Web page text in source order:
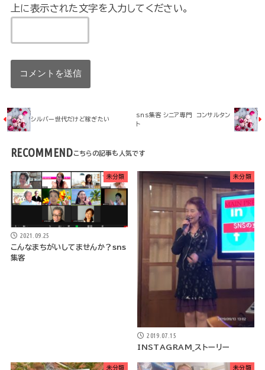
上に表示された文字を入力してください。
シルバー世代だけど稼ぎたい
sns集客 シニア専門 コンサルタン
ト
RECOMMEND
未分類
2021.09.25
こんなまちがいしてませんか？sns
集客
未分類
2019.07.15
INSTAGRAM_ストーリー
未分類 未分類